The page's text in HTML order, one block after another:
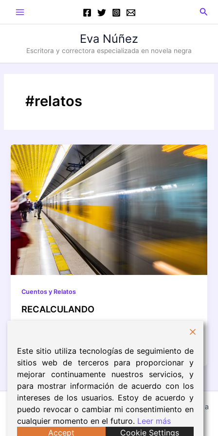
Main
Menu
Eva Núñez
Escritora y correctora especializada en novela negra
#relatos
Cuentos y Relatos
RECALCULANDO
queda cancelada. Como sabéis, salgo para […]
Todos los derechos © 2026 Eva Núñez | Funciona gracias a
Tema Astra para WordPress
Este sitio utiliza tecnologías de seguimiento de
sitios web de terceros para proporcionar y
mejorar continuamente nuestros servicios, y
para mostrar información de acuerdo con los
intereses de los usuarios. Estoy de acuerdo y
puedo revocar o cambiar mi consentimiento en
cualquier momento en el futuro. Leer más
Accept
Cookie Settings